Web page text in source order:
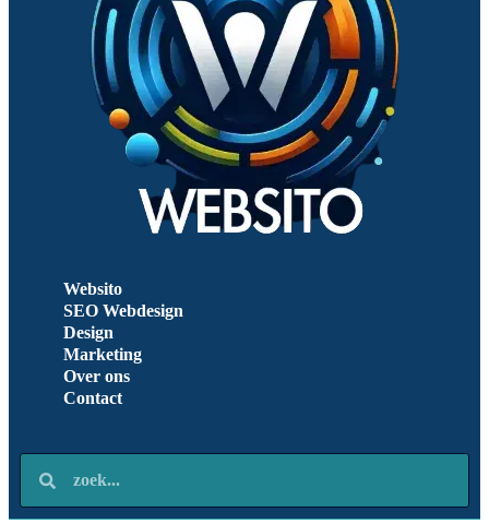
Websito
SEO Webdesign
Design
Marketing
Over ons
Contact